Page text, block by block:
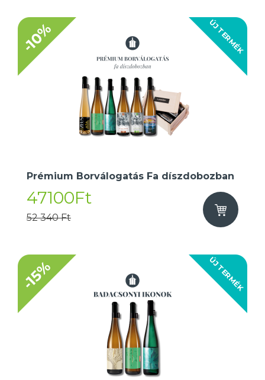
ÚJ TERMÉK
-10%
Prémium Borválogatás Fa díszdobozban
47100Ft
52 340 Ft
ÚJ TERMÉK
-15%